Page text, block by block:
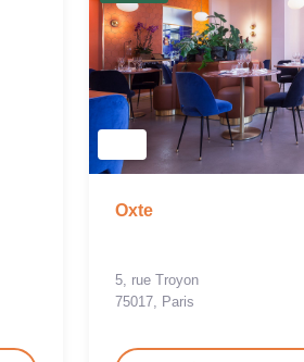
Oxte
5, rue Troyon
75017, Paris